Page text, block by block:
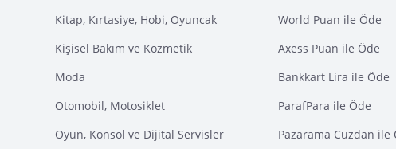
Kitap, Kırtasiye, Hobi, Oyuncak
Kişisel Bakım ve Kozmetik
Moda
Otomobil, Motosiklet
Oyun, Konsol ve Dijital Servisler
World Puan ile Öde
Axess Puan ile Öde
Bankkart Lira ile Öde
ParafPara ile Öde
Pazarama Cüzdan ile